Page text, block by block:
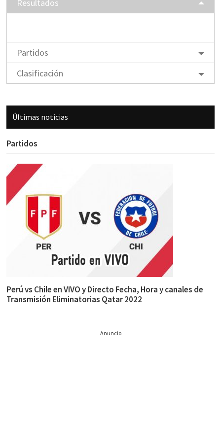
Resultados
Partidos
Clasificación
Últimas noticias
Partidos
Perú vs Chile en VIVO y Directo Fecha, Hora y canales de
Transmisión Eliminatorias Qatar 2022
Anuncio